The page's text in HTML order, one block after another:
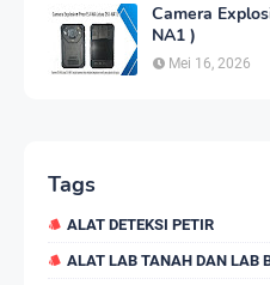
Camera
NA1 )
Mei 16, 2026
Tags
ALAT DETEKSI PETIR
ALAT LAB TANAH DAN LAB